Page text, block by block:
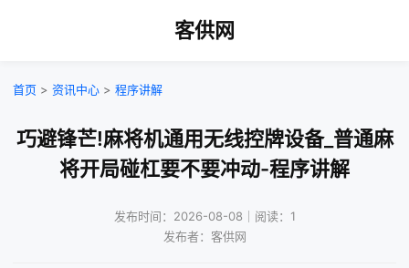
客供网
首页 > 资讯中心 > 程序讲解
巧避锋芒!麻将机通用无线控牌设备_普通麻
将开局碰杠要不要冲动-程序讲解
发布时间：2026-08-08｜阅读：1
发布者：客供网